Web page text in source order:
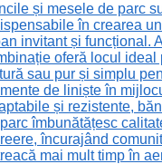
și mesele de parc
în crearea
invitant și funcțional.
oferă locul ideal
sau pur și simplu
de liniște în
și rezistente,
îmbunătățesc
încurajând
mai mult timp în